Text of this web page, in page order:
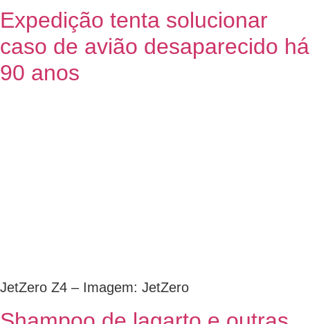
Expedição tenta solucionar
caso de avião desaparecido há
90 anos
JetZero Z4 – Imagem: JetZero